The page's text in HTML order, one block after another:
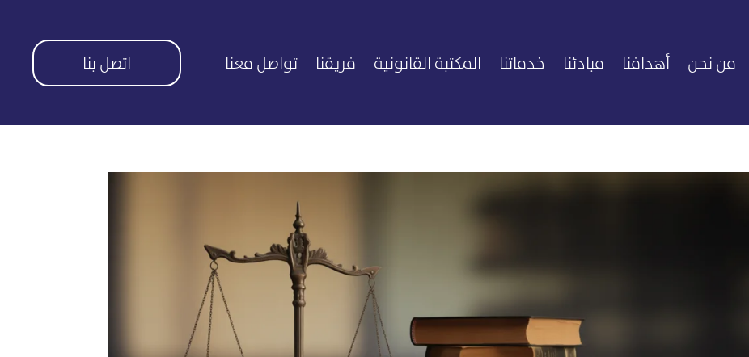
من نحن أهدافنا مبادئنا خدماتنا المكتبة القانونية فريقنا تواصل معنا اتصل بنا